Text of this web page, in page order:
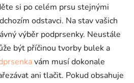
si po celém prsu stejnými
odstavci. Na stav vašich
výběr podprsenky. Neustále
být příčinou tvorby bulek a
vám musí dokonale
ani tlačit. Pokud obsahuje